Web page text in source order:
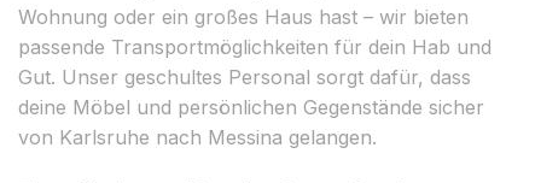
Wohnung oder ein großes Haus hast – wir bieten
passende Transportmöglichkeiten für dein Hab und
Gut. Unser geschultes Personal sorgt dafür, dass
deine Möbel und persönlichen Gegenstände sicher
von Karlsruhe nach Messina gelangen.